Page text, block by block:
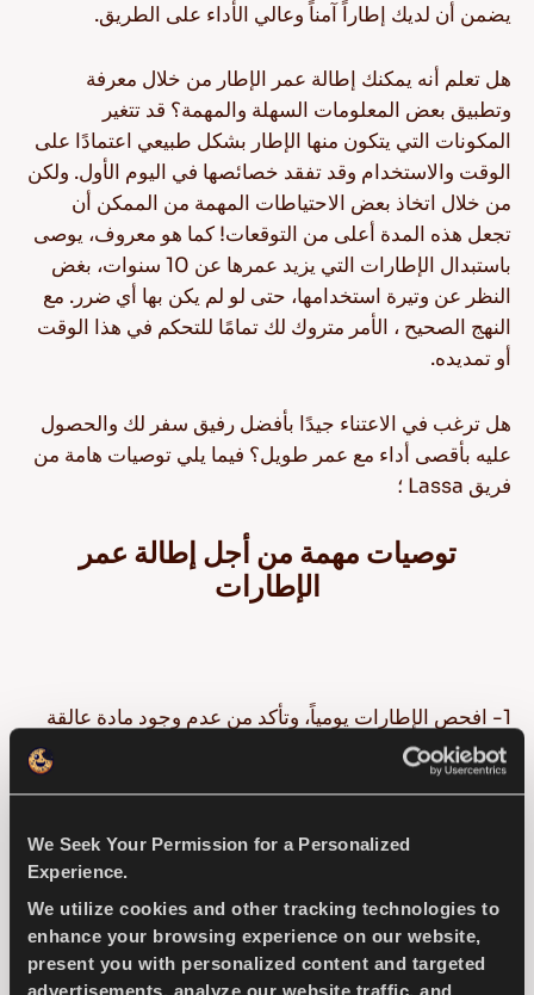
We Seek Your Permission for a Personalized
Experience.
We utilize cookies and other tracking technologies to
enhance your browsing experience on our website,
present you with personalized content and targeted
نصائح للقيادة في الثلج
اقرأ المزيد
يضمن أن لديك إطاراً آمناً وعالي الأداء على الطريق.
هل تعلم أنه يمكنك إطالة عمر الإطار من خلال معرفة
وتطبيق بعض المعلومات السهلة والمهمة؟ قد تتغير
المكونات التي يتكون منها الإطار بشكل طبيعي اعتمادًا على
الوقت والاستخدام وقد تفقد خصائصها في اليوم الأول. ولكن
من خلال اتخاذ بعض الاحتياطات المهمة من الممكن أن
تجعل هذه المدة أعلى من التوقعات! كما هو معروف، يوصى
باستبدال الإطارات التي يزيد عمرها عن 10 سنوات، بغض
النظر عن وتيرة استخدامها، حتى لو لم يكن بها أي ضرر. مع
النهج الصحيح ، الأمر متروك لك تمامًا للتحكم في هذا الوقت
أو تمديده.
هل ترغب في الاعتناء جيدًا بأفضل رفيق سفر لك والحصول
عليه بأقصى أداء مع عمر طويل؟ فيما يلي توصيات هامة من
فريق Lassa ؛
توصيات مهمة من أجل إطالة عمر
الإطارات
1- افحص الإطارات يومياً، وتأكد من عدم وجود مادة عالقة
في الإطار وأن هواء الإطار كافٍ ومتوازن.
الإطارات مرة واحدة على الأقل شهرياً. تأكد من الحفاظ على
ضغط الإطار بحيث يكون أداؤه مرتفعاً وكما هو متوقع.